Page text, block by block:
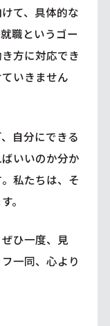
て、具体的な
職というゴー
方に対応でき
いきません
自分にできる
いいのか分か
私たちは、そ
。
ひ一度、見
一同、心より